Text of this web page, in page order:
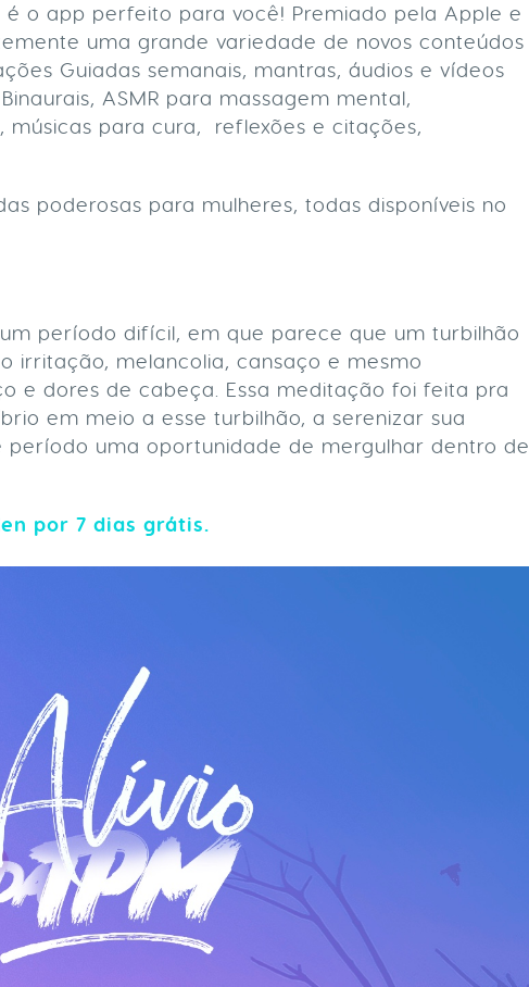
é o app perfeito para você! Premiado pela Apple e
uma grande variedade de novos conteúdos
Guiadas semanais, mantras, áudios e vídeos
ASMR para massagem mental,
músicas para cura, reflexões e citações,
poderosas para mulheres, todas disponíveis no
período difícil, em que parece que um turbilhão
irritação, melancolia, cansaço e mesmo
e dores de cabeça. Essa meditação foi feita pra
em meio a esse turbilhão, a serenizar sua
uma oportunidade de mergulhar dentro de
por 7 dias grátis.